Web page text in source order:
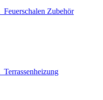
Feuerschalen Zubehör
Terrassenheizung